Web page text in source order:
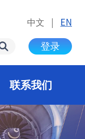
中文 | EN
登录
联系我们